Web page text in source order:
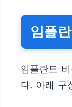
임플
임플란트
다. 아래 구